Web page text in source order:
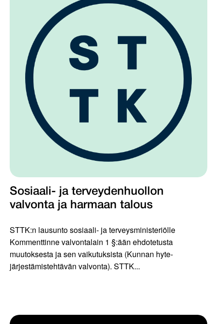
Sosiaali- ja terveydenhuollon
valvonta ja harmaan talous
STTK:n lausunto sosiaali- ja terveysministeriölle
Kommenttinne valvontalain 1 §:ään ehdotetusta
muutoksesta ja sen vaikutuksista (Kunnan hyte-
järjestämistehtävän valvonta). STTK...